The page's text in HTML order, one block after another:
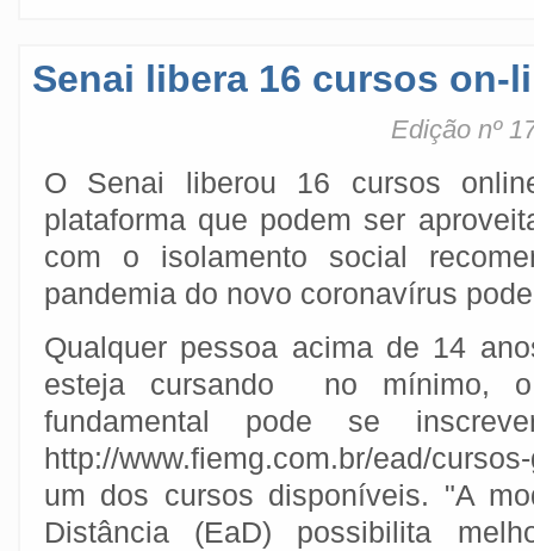
Senai libera 16 cursos on-
Edição nº
O Senai liberou 16 cursos
plataforma que podem ser
com o isolamento social
pandemia do novo coronavírus
Qualquer pessoa acima de 14
esteja cursando no mínimo,
fundamental pode se
http://www.fiemg.com.br/ead/
um dos cursos disponíveis. "A
Distância (EaD) possibilita